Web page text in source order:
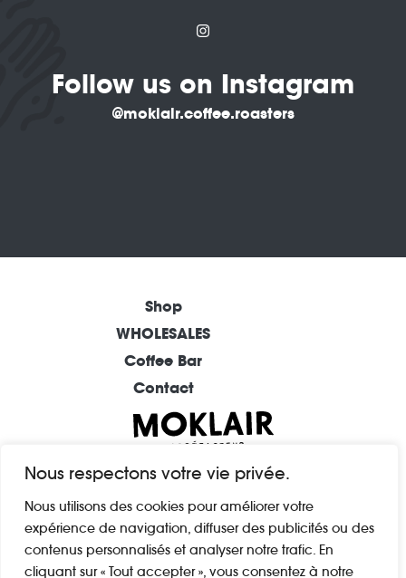
Nous respectons votre vie privée.
Nous utilisons des cookies pour améliorer votre
expérience de navigation, diffuser des publicités ou des
contenus personnalisés et analyser notre trafic. En
cliquant sur « Tout accepter », vous consentez à notre
Follow us on Instagram
@moklair.coffee.roasters
Shop
WHOLESALES
Coffee Bar
Contact
BAR À CAFÉ (REIMS)
1 rue Andrieux
51100 Reims
FRANCE